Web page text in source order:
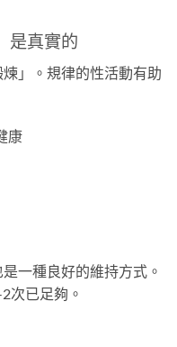
是真實的
」。規律的性活動有助
康
一種良好的維持方式。
次已足夠。